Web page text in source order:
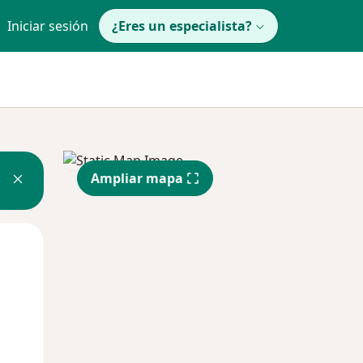
Iniciar sesión ¿Eres un especialista?
Ampliar mapa